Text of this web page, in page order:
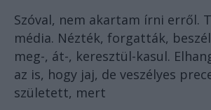
Szóval, nem akartam írni erről.
média. Nézték, forgatták,
meg-, át-, keresztül-kasul.
az is, hogy jaj, de veszélyes
született, mert